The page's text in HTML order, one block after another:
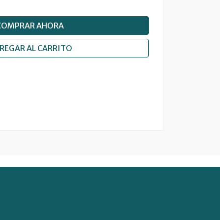
AHORA
AL CARRITO